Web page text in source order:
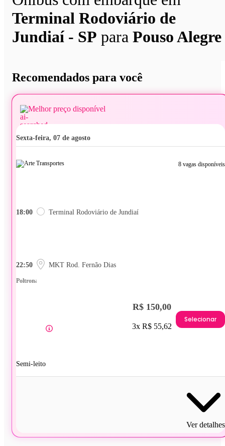
Terminal Rodoviário de
Jundiaí - SP para Pouso Alegre
Recomendados para você
Melhor preço disponível
sexta-feira, 07 de agosto
8 vagas disponíveis
18:00 Terminal Rodoviário de Jundiaí
22:50 MKT Rod. Fernão Dias
Poltrona
Semi-leito
R$ 150,00
3x R$ 55,62
Selecionar
Ver detalhes